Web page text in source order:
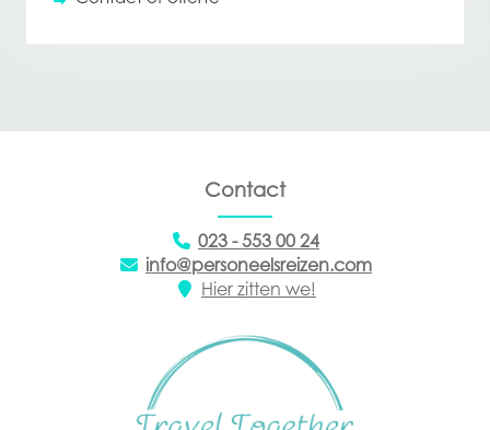
Contact
023 - 553 00 24
info@personeelsreizen.com
Hier zitten we!